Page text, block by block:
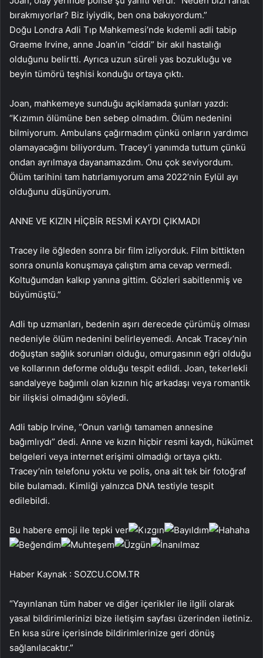
bırakmıyorlar? Biz iyiydik, ben ona bakıyordum.”
Doğu Londra Adli Tıp Mahkemesi’nde kıdemli adli tabip
Graeme Irvine, anne Joan’ın “ciddi” bir akıl hastalığı
olduğunu belirtti. Ayrıca uzun süreli yas bozukluğu ve
beyin tümörü teşhisi konduğu ortaya çıktı.
Joan, mahkemeye sunduğu açıklamada şunları yazdı:
“Kızımın ölümüne ben sebep olmadım. Ölüm nedenini
bilmiyorum. Ambulans çağırmadım çünkü onların yardımcı
olamayacağını biliyordum. Tracey’i yanımda tuttum çünkü
ondan ayrılmaya dayanamazdım. Onu çok seviyordum.
Ölüm tarihini tam hatırlamıyorum ama 2022’nin Eylül ayı
olduğunu düşünüyorum.
ANNE VE KIZIN HİÇBİR RESMİ KAYDI ÇIKMADI
Tracey ile öğleden sonra bir film izliyorduk. Film bittikten
sonra onunla konuşmaya çalıştım ama cevap vermedi.
Koltuğumdan kalkıp yanına gittim. Gözleri sabitlenmiş ve
büyümüştü.”
Adli tıp uzmanları, bedenin aşırı derecede çürümüş olması
nedeniyle ölüm nedenini belirleyemedi. Ancak Tracey’nin
doğuştan sağlık sorunları olduğu, omurgasının eğri olduğu
ve kollarının deforme olduğu tespit edildi. Joan, tekerlekli
sandalyeye bağımlı olan kızının hiç arkadaşı veya romantik
bir ilişkisi olmadığını söyledi.
Adli tabip Irvine, “Onun varlığı tamamen annesine
bağımlıydı” dedi. Anne ve kızın hiçbir resmi kaydı, hükümet
belgeleri veya internet erişimi olmadığı ortaya çıktı.
Tracey’nin telefonu yoktu ve polis, ona ait tek bir fotoğraf
bile bulamadı. Kimliği yalnızca DNA testiyle tespit
edilebildi.
Bu habere emoji ile tepki ver
Haber Kaynak : SOZCU.COM.TR
“Yayınlanan tüm haber ve diğer içerikler ile ilgili olarak
yasal bildirimlerinizi bize iletişim sayfası üzerinden iletiniz.
En kısa süre içerisinde bildirimlerinize geri dönüş
sağlanılacaktır.”